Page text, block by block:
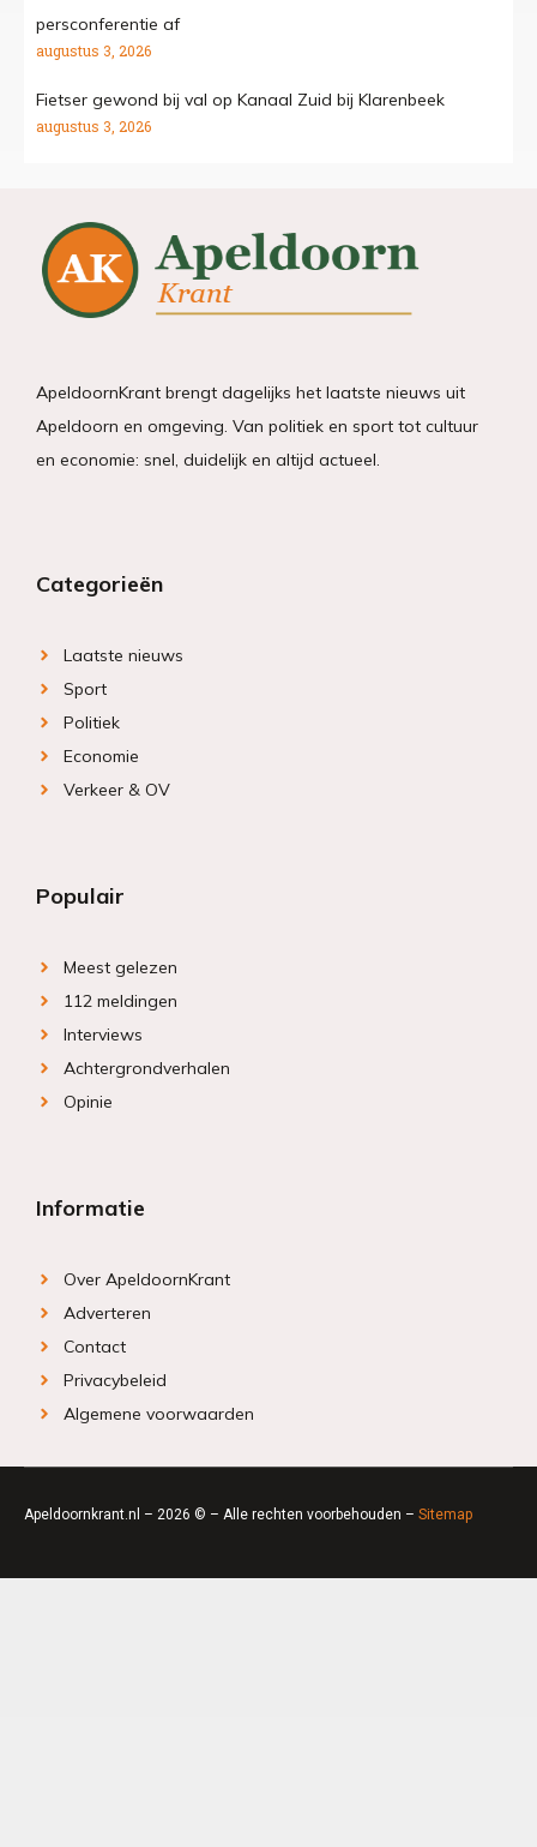
persconferentie af
augustus 3, 2026
Fietser gewond bij val op Kanaal Zuid bij Klarenbeek
augustus 3, 2026
ApeldoornKrant brengt dagelijks het laatste nieuws uit
Apeldoorn en omgeving. Van politiek en sport tot cultuur
en economie: snel, duidelijk en altijd actueel.
Categorieën
Laatste nieuws
Sport
Politiek
Economie
Verkeer & OV
Populair
Meest gelezen
112 meldingen
Interviews
Achtergrondverhalen
Opinie
Informatie
Over ApeldoornKrant
Adverteren
Contact
Privacybeleid
Algemene voorwaarden
Apeldoornkrant.nl – 2026 © – Alle rechten voorbehouden – Sitemap